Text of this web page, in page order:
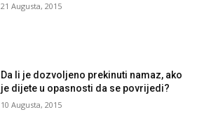
21 Augusta, 2015
Da li je dozvoljeno prekinuti namaz, ako
je dijete u opasnosti da se povrijedi?
10 Augusta, 2015